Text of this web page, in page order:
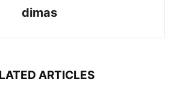
dimas
ARTICLES